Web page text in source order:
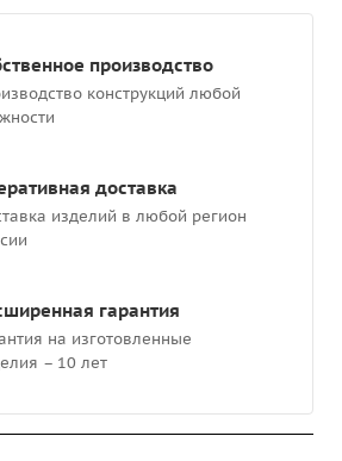
производство
конструкций любой
доставка
изделий в любой регион
гарантия
на изготовленные
– 10 лет